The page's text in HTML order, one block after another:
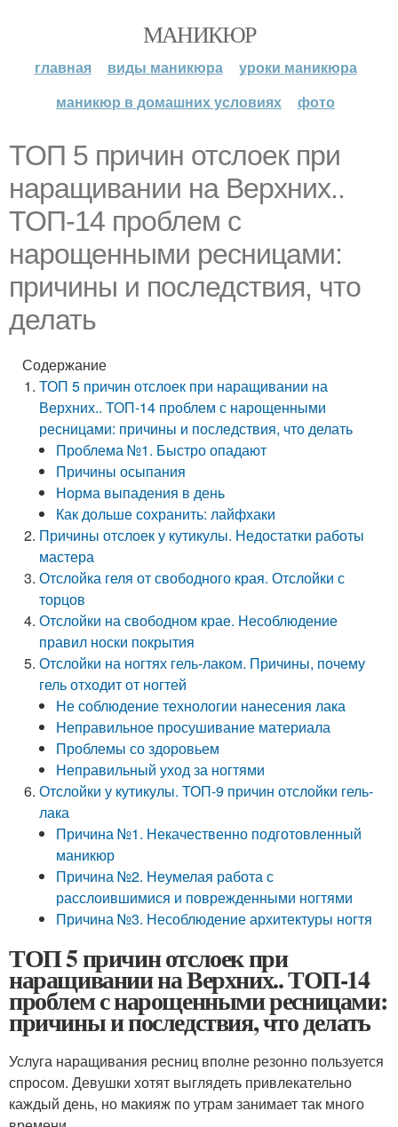
МАНИКЮР
главная виды маникюра
уроки маникюра
маникюр в домашних условиях
фото
ТОП 5 причин отслоек при
наращивании на Верхних..
ТОП-14 проблем с
нарощенными ресницами:
причины и последствия, что
делать
Содержание
ТОП 5 причин отслоек при наращивании на
Верхних.. ТОП-14 проблем с нарощенными
ресницами: причины и последствия, что делать
Проблема №1. Быстро опадают
Причины осыпания
Норма выпадения в день
Как дольше сохранить: лайфхаки
Причины отслоек у кутикулы. Недостатки работы
мастера
Отслойка геля от свободного края. Отслойки с
торцов
Отслойки на свободном крае. Несоблюдение
правил носки покрытия
Отслойки на ногтях гель-лаком. Причины, почему
гель отходит от ногтей
Не соблюдение технологии нанесения лака
Неправильное просушивание материала
Проблемы со здоровьем
Неправильный уход за ногтями
Отслойки у кутикулы. ТОП-9 причин отслойки гель-
лака
Причина №1. Некачественно подготовленный
маникюр
Причина №2. Неумелая работа с
расслоившимися и поврежденными ногтями
Причина №3. Несоблюдение архитектуры ногтя
ТОП 5 причин отслоек при
наращивании на Верхних.. ТОП-14
проблем с нарощенными ресницами:
причины и последствия, что делать
Услуга наращивания ресниц вполне резонно пользуется
спросом. Девушки хотят выглядеть привлекательно
каждый день, но макияж по утрам занимает так много